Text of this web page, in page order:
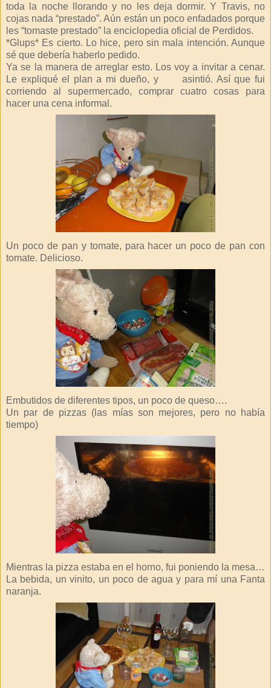
toda la noche llorando y no les deja dormir. Y Travis, no
cojas nada “prestado”. Aún están un poco enfadados porque
les “tomaste prestado” la enciclopedia oficial de Perdidos.
*Glups* Es cierto. Lo hice, pero sin mala intención. Aunque
sé que debería haberlo pedido.
Ya se la manera de arreglar esto. Los voy a invitar a cenar.
Le expliqué el plan a mi dueño, y
asintió. Así que fui
corriendo al supermercado, comprar cuatro cosas para
hacer una cena informal.
Un poco de pan y tomate, para hacer un poco de pan con
tomate. Delicioso.
Embutidos de diferentes tipos, un poco de queso….
Un par de pizzas (las mías son mejores, pero no había
tiempo)
Mientras la pizza estaba en el horno, fui poniendo la mesa…
La bebida, un vinito, un poco de agua y para mí una Fanta
naranja.